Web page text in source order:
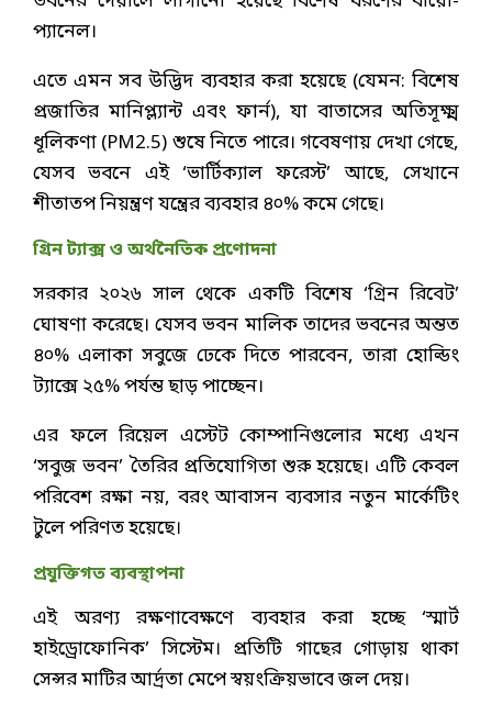
প্যানেল।
এতে এমন সব উদ্ভিদ ব্যবহার করা হয়েছে (যেমন: বিশেষ
প্রজাতির মানিপ্ল্যান্ট এবং ফার্ন), যা বাতাসের অতিসূক্ষ্ম
ধূলিকণা (PM2.5) শুষে নিতে পারে। গবেষণায় দেখা গেছে,
যেসব ভবনে এই ‘ভার্টিক্যাল ফরেস্ট’ আছে, সেখানে
শীতাতপ নিয়ন্ত্রণ যন্ত্রের ব্যবহার ৪০% কমে গেছে।
গ্রিন ট্যাক্স ও অর্থনৈতিক প্রণোদনা
সরকার ২০২৬ সাল থেকে একটি বিশেষ ‘গ্রিন রিবেট’
ঘোষণা করেছে। যেসব ভবন মালিক তাদের ভবনের অন্তত
৪০% এলাকা সবুজে ঢেকে দিতে পারবেন, তারা হোল্ডিং
ট্যাক্সে ২৫% পর্যন্ত ছাড় পাচ্ছেন।
এর ফলে রিয়েল এস্টেট কোম্পানিগুলোর মধ্যে এখন
‘সবুজ ভবন’ তৈরির প্রতিযোগিতা শুরু হয়েছে। এটি কেবল
পরিবেশ রক্ষা নয়, বরং আবাসন ব্যবসার নতুন মার্কেটিং
টুলে পরিণত হয়েছে।
প্রযুক্তিগত ব্যবস্থাপনা
এই অরণ্য রক্ষণাবেক্ষণে ব্যবহার করা হচ্ছে ‘স্মার্ট
হাইড্রোফোনিক’ সিস্টেম। প্রতিটি গাছের গোড়ায় থাকা
সেন্সর মাটির আর্দ্রতা মেপে স্বয়ংক্রিয়ভাবে জল দেয়।